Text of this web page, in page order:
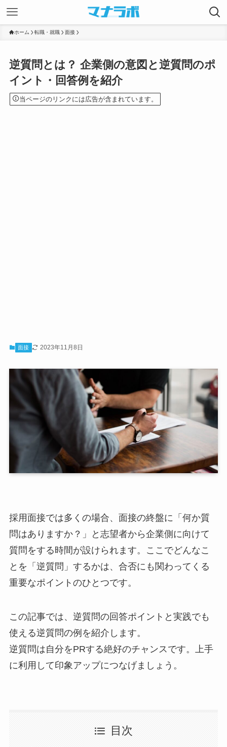
ホーム 転職・就職 面接
逆質問とは？ 企業側の意図と逆質問のポ
イント・回答例を紹介
当ページのリンクには広告が含まれています。
面接 2023年11月8日
採用面接では多くの場合、面接の終盤に「何か質
問はありますか？」と志望者から企業側に向けて
質問をする時間が設けられます。ここでどんなこ
とを「逆質問」するかは、合否にも関わってくる
重要なポイントのひとつです。
この記事では、逆質問の回答ポイントと実践でも
使える逆質問の例を紹介します。
逆質問は自分をPRする絶好のチャンスです。上手
に利用して印象アップにつなげましょう。
目次